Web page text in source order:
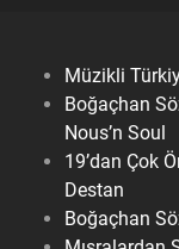
Müzikli
Boğaçhan
Nous’n Soul
19’dan Çok
Destan
Boğaçhan